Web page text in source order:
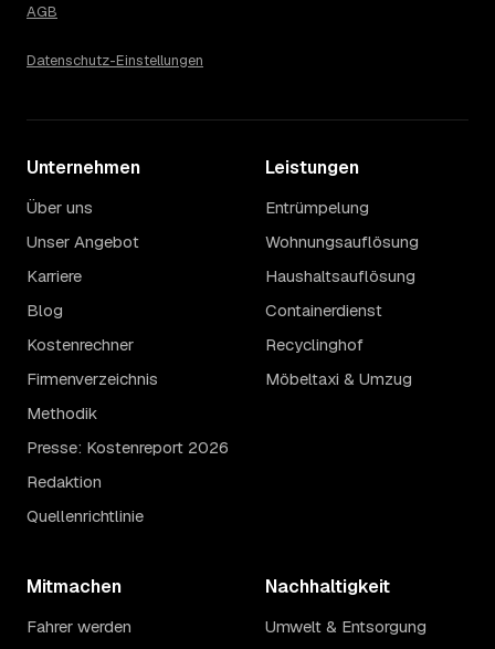
kostenlosen Einschätzung.
AGB
Datenschutz-Einstellungen
Unternehmen
Über uns
Unser Angebot
Karriere
Blog
Kostenrechner
Firmenverzeichnis
Methodik
Presse: Kostenreport 2026
Redaktion
Quellenrichtlinie
Leistungen
Entrümpelung
Wohnungsauflösung
Haushaltsauflösung
Containerdienst
Recyclinghof
Möbeltaxi & Umzug
Mitmachen
Fahrer werden
Nachhaltigkeit
Umwelt & Entsorgung